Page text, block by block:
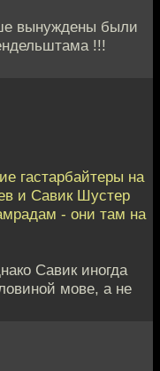
вынуждены были
!!!
гастарбайтеры на
и Савик Шустер
- они там на
Савик иногда
мове, а не